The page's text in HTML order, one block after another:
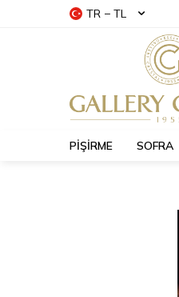
TR − TL
PİŞİRME SOFRA